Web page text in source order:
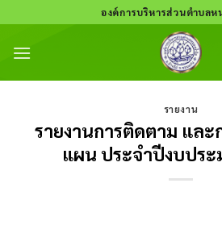
to
content
องค์การบริหารส่วนตำบลห
รายงาน
รายงานการติดตาม และ
แผน ประจำปีงบปร